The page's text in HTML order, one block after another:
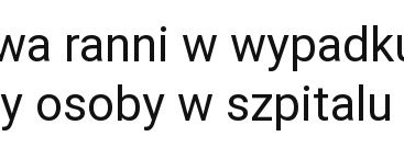
ranni w
osoby w szpitalu